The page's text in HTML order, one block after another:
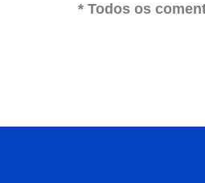
* Todos os